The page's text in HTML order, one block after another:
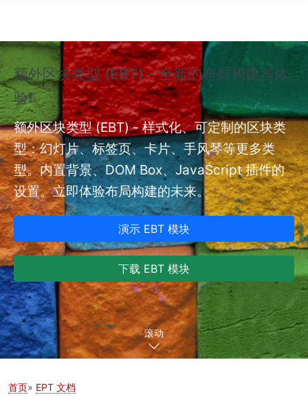
额外区块类型 (EBT) - 全新的布局构建器体
验❗
额外区块类型 (EBT) - 样式化、可定制的区块类
型：幻灯片、标签页、卡片、手风琴等更多类
型。内置背景、DOM Box、JavaScript 插件的
设置。立即体验布局构建的未来。
演示 EBT 模块
下载 EBT 模块
额
滚动
首页 EPT 文档